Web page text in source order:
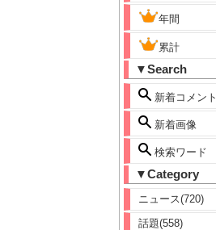
年間
累計
▼Search
新着コメント
新着画像
検索ワード
▼Category
ニュース(720)
話題(558)